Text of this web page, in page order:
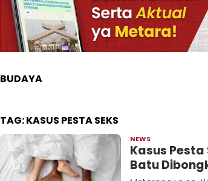
BUDAYA
TAG:KASUS PESTA SEKS
NEWS
D
Kasus
Batu